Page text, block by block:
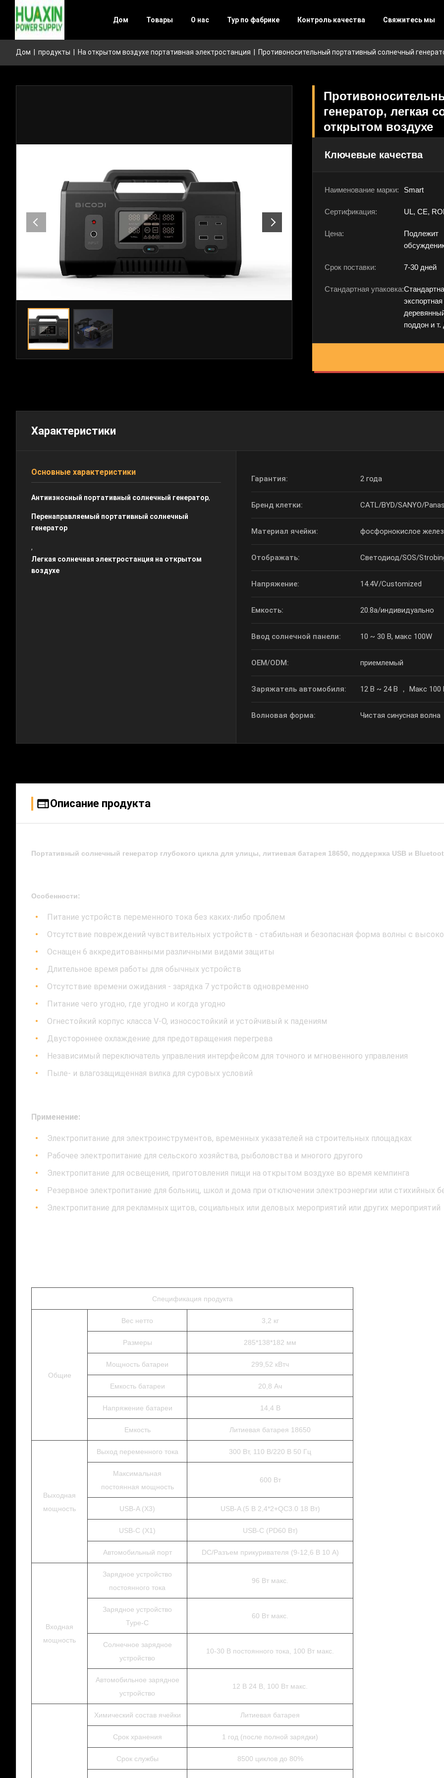
Дом Товары О нас Тур по фабрике Контроль качества Свяжитесь мы
Дом продукты На открытом воздухе портативная электростанция Противоносительный портативный солнечный
генератор, легкая
открытом воздухе
Ключевые качества
Наименование марки: Smart
Сертификация: UL, CE,
Цена:
Подлежит
Срок поставки: 7-30 дней
Стандартная упаковка:
поддон и т.
Характеристики
Основные характеристики
Антиизносный портативный солнечный генератор,
Перенаправляемый портативный солнечный
генератор
,
Легкая солнечная электростанция на открытом
воздухе
Гарантия: 2 года
Бренд клетки: CATL/BYD/SANYO/
Материал ячейки: фосфорнокислое
Отображать: Светодиод/SOS/
Напряжение: 14.4V/Customized
Емкость: 20.8a/индивидуально
Ввод солнечной панели: 10 ~ 30 В, макс 100W
OEM/ODM: приемлемый
Заряжатель автомобиля: 12 В ~ 24 В ， Макс 100
Волновая форма: Чистая синусная волна
Описание продукта
Портативный солнечный генератор глубокого цикла для улицы, литиевая батарея 18650, поддержка USB и
Особенности:
Питание устройств переменного тока без каких-либо проблем
Отсутствие повреждений чувствительных устройств - стабильная и безопасная форма волны с
Оснащен 6 аккредитованными различными видами защиты
Длительное время работы для обычных устройств
Отсутствие времени ожидания - зарядка 7 устройств одновременно
Питание чего угодно, где угодно и когда угодно
Огнестойкий корпус класса V-O, износостойкий и устойчивый к падениям
Двустороннее охлаждение для предотвращения перегрева
Независимый переключатель управления интерфейсом для точного и мгновенного управления
Пыле- и влагозащищенная вилка для суровых условий
Применение:
Электропитание для электроинструментов, временных указателей на строительных площадках
Рабочее электропитание для сельского хозяйства, рыболовства и многого другого
Электропитание для освещения, приготовления пищи на открытом воздухе во время кемпинга
Резервное электропитание для больниц, школ и дома при отключении электроэнергии или стихийных
Электропитание для рекламных щитов, социальных или деловых мероприятий или других мероприятий
Спецификация продукта
Общие
Вес нетто 3,2 кг
Размеры 285*138*182 мм
Мощность батареи 299,52 кВтч
Емкость батареи 20,8 Ач
Напряжение батареи 14,4 В
Емкость Литиевая батарея 18650
Выходная
мощность
Выход переменного тока 300 Вт, 110 В/220 В 50 Гц
Максимальная
постоянная мощность
600 Вт
USB-A (X3) USB-A (5 В 2,4*2+QC3.0 18 Вт)
USB-C (X1) USB-C (PD60 Вт)
Автомобильный порт DC/Разъем прикуривателя (9-12,6 В 10 А)
Входная
мощность
Зарядное устройство
постоянного тока
96 Вт макс.
Зарядное устройство
Type-C
60 Вт макс.
Солнечное зарядное
устройство
10-30 В постоянного тока, 100 Вт макс.
Автомобильное зарядное
устройство
12 В 24 В, 100 Вт макс.
Химический состав ячейки Литиевая батарея
Срок хранения 1 год (после полной зарядки)
Срок службы 8500 циклов до 80%